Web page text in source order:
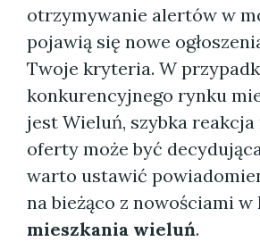
otrzymywanie alertów w
pojawią się nowe
Twoje kryteria. W
konkurencyjnego rynku
jest Wieluń, szybka reakcja
oferty może być
warto ustawić
na bieżąco z nowościami
mieszkania wieluń.